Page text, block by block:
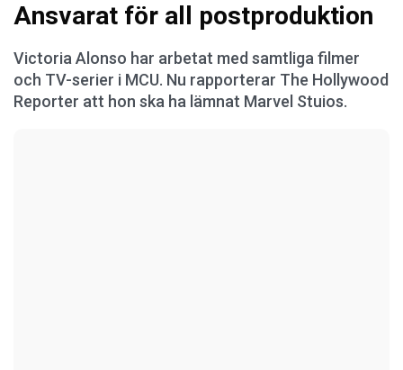
Ansvarat för all postproduktion
Victoria Alonso har arbetat med samtliga filmer
och TV-serier i MCU. Nu rapporterar The Hollywood
Reporter att hon ska ha lämnat Marvel Stuios.